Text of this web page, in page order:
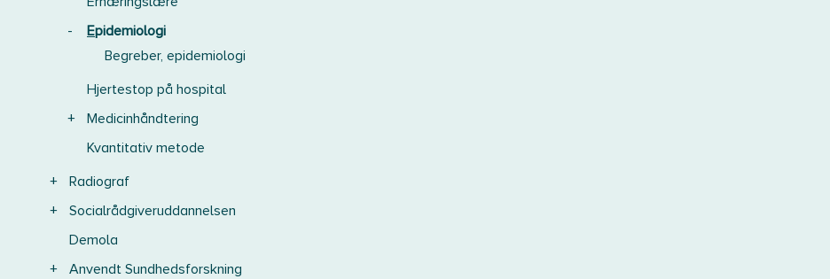
-
Epidemiologi
Begreber, epidemiologi
Hjertestop på hospital
+
Medicinhåndtering
Kvantitativ metode
+
Radiograf
+
Socialrådgiveruddannelsen
Demola
+
Anvendt Sundhedsforskning